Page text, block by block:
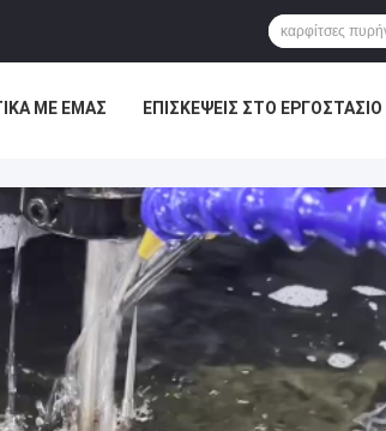
ΜΕ ΕΜΆΣ ΕΠΙΣΚΈΨΕΙΣ ΣΤΟ ΕΡΓΟΣΤΆΣΙΟ